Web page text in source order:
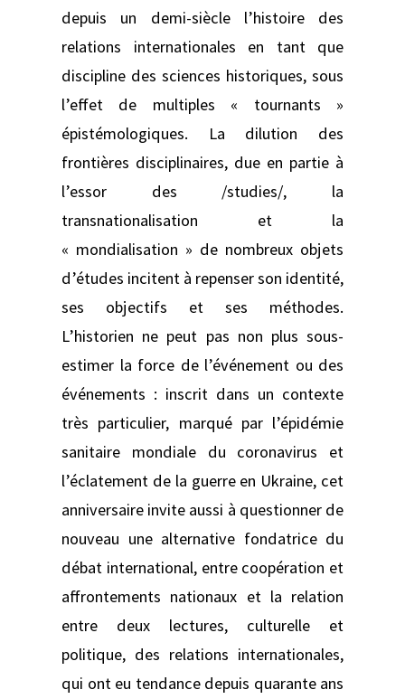
depuis un demi-siècle l’histoire des
relations internationales en tant que
discipline des sciences historiques, sous
l’effet de multiples « tournants »
épistémologiques. La dilution des
frontières disciplinaires, due en partie à
l’essor des /studies/, la
transnationalisation et la
« mondialisation » de nombreux objets
d’études incitent à repenser son identité,
ses objectifs et ses méthodes.
L’historien ne peut pas non plus sous-
estimer la force de l’événement ou des
événements : inscrit dans un contexte
très particulier, marqué par l’épidémie
sanitaire mondiale du coronavirus et
l’éclatement de la guerre en Ukraine, cet
anniversaire invite aussi à questionner de
nouveau une alternative fondatrice du
débat international, entre coopération et
affrontements nationaux et la relation
entre deux lectures, culturelle et
politique, des relations internationales,
qui ont eu tendance depuis quarante ans